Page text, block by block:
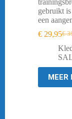
gebruikt
een
€
€ 29,95
is:
MEER